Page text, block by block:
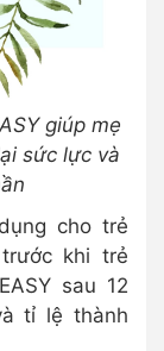
giúp mẹ
sức lực và
cho trẻ
khi trẻ
sau 12
tỉ lệ thành